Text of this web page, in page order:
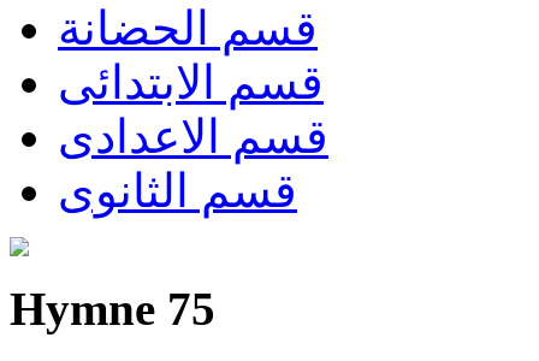
قسم الحضانة
قسم الابتدائى
قسم الاعدادى
قسم الثانوى
Hymne 75